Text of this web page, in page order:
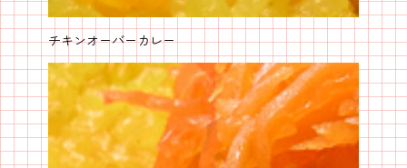
チキンオーバーカレー